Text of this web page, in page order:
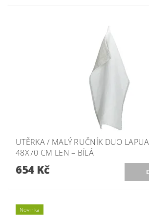
UTĚRKA / MALÝ RUČNÍK DUO
48X70 CM LEN – BÍLÁ
654 Kč
Novinka